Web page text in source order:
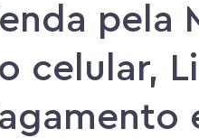
pela
celular,